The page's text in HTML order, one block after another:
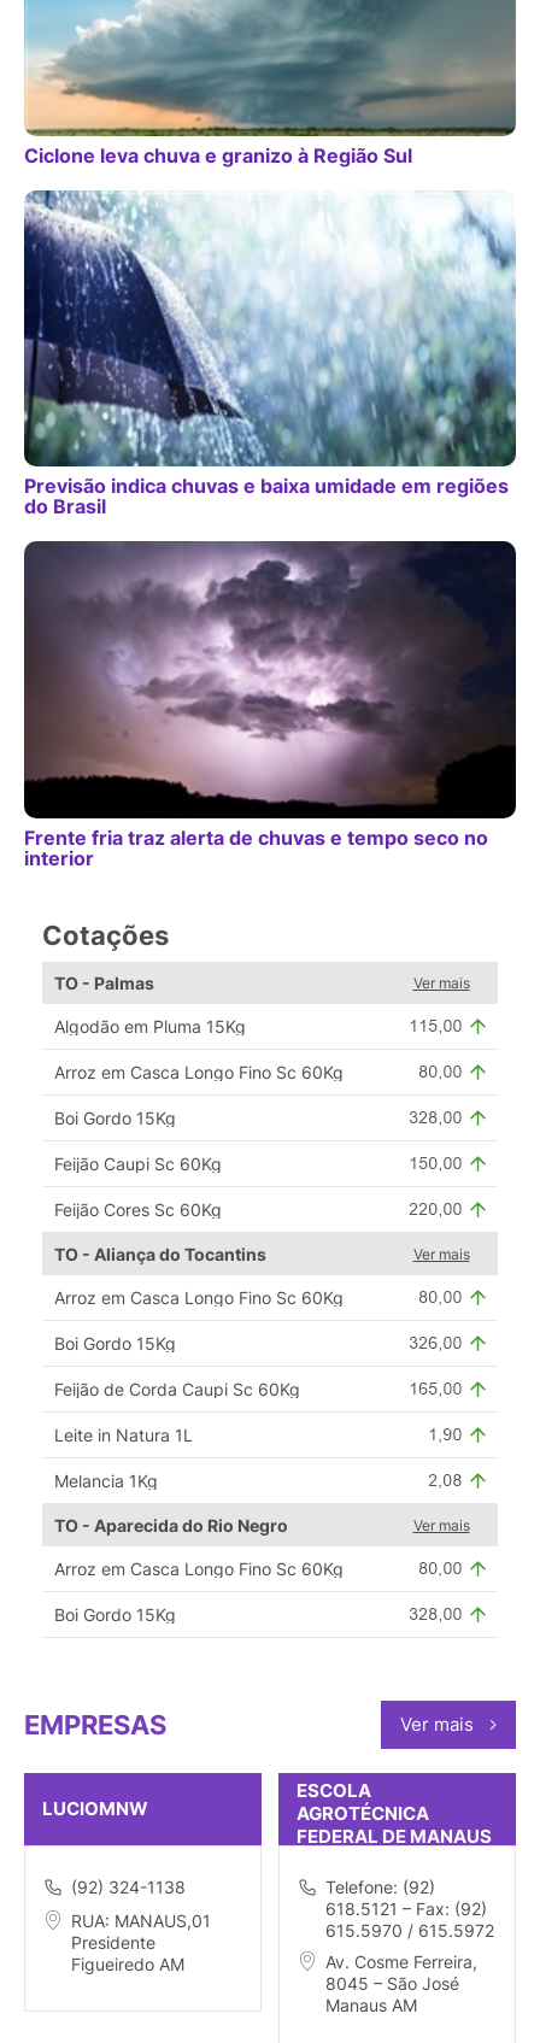
Ciclone leva chuva e granizo à Região Sul
Previsão indica chuvas e baixa umidade em regiões
do Brasil
Frente fria traz alerta de chuvas e tempo seco no
interior
Cotações
TO - Palmas Ver mais
Algodão em Pluma 15Kg
Arroz em Casca Longo Fino Sc 60Kg
Boi Gordo 15Kg
Feijão Caupi Sc 60Kg
Feijão Cores Sc 60Kg
TO - Aliança do Tocantins Ver mais
Arroz em Casca Longo Fino Sc 60Kg
Boi Gordo 15Kg
Feijão de Corda Caupi Sc 60Kg
Leite in Natura 1L
Melancia 1Kg
TO - Aparecida do Rio Negro Ver mais
Arroz em Casca Longo Fino Sc 60Kg
Boi Gordo 15Kg
EMPRESAS Ver mais
LUCIOMNW
(92) 324-1138
RUA: MANAUS,01
Presidente
Figueiredo AM
ESCOLA
AGROTÉCNICA
FEDERAL DE MANAUS
Telefone: (92)
618.5121 – Fax: (92)
615.5970 / 615.5972
Av. Cosme Ferreira,
8045 – São José
Manaus AM